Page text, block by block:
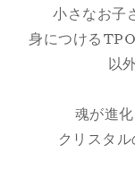
小さなお子
身につける
以
魂が進
クリスタ